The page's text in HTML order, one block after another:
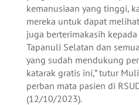
kemanusiaan yang tinggi,
mereka untuk dapat
juga berterimakasih
Tapanuli Selatan dan
yang sudah mendukung
katarak gratis ini,” tutur
perban mata pasien di
(12/10/2023).